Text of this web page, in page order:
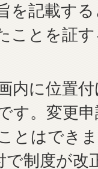
を記載す
ことを証
内に位置
す。変更
とはでき
で制度が改